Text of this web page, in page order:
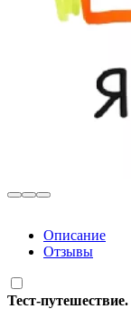
Описание
Отзывы
Тест-путешествие.